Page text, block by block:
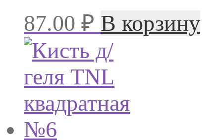
87.00 ₽ В корзину